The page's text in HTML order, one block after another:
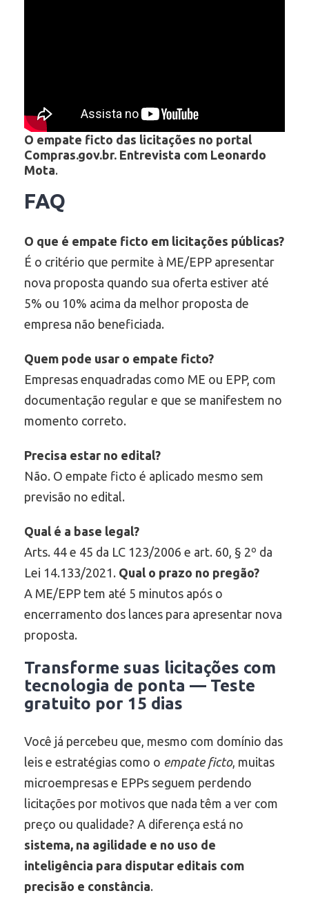
O empate ficto das licitações no portal
Compras.gov.br. Entrevista com Leonardo
Mota.
FAQ
O que é empate ficto em licitações públicas?
É o critério que permite à ME/EPP apresentar
nova proposta quando sua oferta estiver até
5% ou 10% acima da melhor proposta de
empresa não beneficiada.
Quem pode usar o empate ficto?
Empresas enquadradas como ME ou EPP, com
documentação regular e que se manifestem no
momento correto.
Precisa estar no edital?
Não. O empate ficto é aplicado mesmo sem
previsão no edital.
Qual é a base legal?
Arts. 44 e 45 da LC 123/2006 e art. 60, § 2º da
Lei 14.133/2021. Qual o prazo no pregão?
A ME/EPP tem até 5 minutos após o
encerramento dos lances para apresentar nova
proposta.
Transforme suas licitações com
tecnologia de ponta — Teste
gratuito por 15 dias
Você já percebeu que, mesmo com domínio das
leis e estratégias como o empate ficto, muitas
microempresas e EPPs seguem perdendo
licitações por motivos que nada têm a ver com
preço ou qualidade? A diferença está no
sistema, na agilidade e no uso de
inteligência para disputar editais com
precisão e constância.